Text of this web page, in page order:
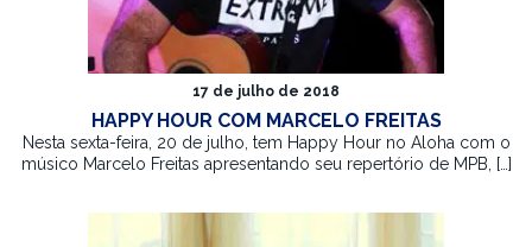
17 de julho de 2018
HAPPY HOUR COM MARCELO FREITAS
Nesta sexta-feira, 20 de julho, tem Happy Hour no Aloha com o
músico Marcelo Freitas apresentando seu repertório de MPB, […]